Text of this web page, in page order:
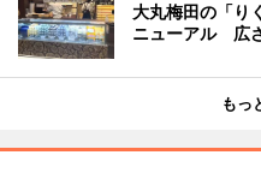
大丸梅田の「り
ニューアル 広
もっ